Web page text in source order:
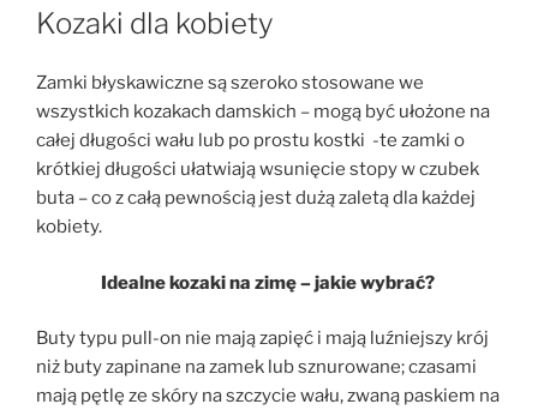
W
Kozaki dla kobiety
Zamki błyskawiczne są szeroko stosowane we
wszystkich kozakach damskich – mogą być ułożone na
całej długości wału lub po prostu kostki -te zamki o
krótkiej długości ułatwiają wsunięcie stopy w czubek
buta – co z całą pewnością jest dużą zaletą dla każdej
kobiety.
Idealne kozaki na zimę – jakie wybrać?
Buty typu pull-on nie mają zapięć i mają luźniejszy krój
niż buty zapinane na zamek lub sznurowane; czasami
mają pętlę ze skóry na szczycie wału, zwaną paskiem na